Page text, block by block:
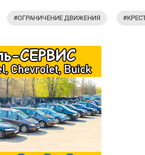
#ОГРАНИЧЕНИЕ ДВИЖЕНИЯ